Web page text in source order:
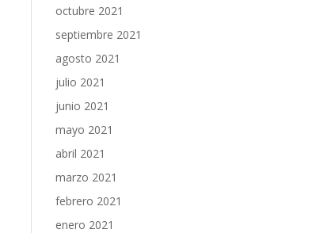
octubre 2021
septiembre 2021
agosto 2021
julio 2021
junio 2021
mayo 2021
abril 2021
marzo 2021
febrero 2021
enero 2021